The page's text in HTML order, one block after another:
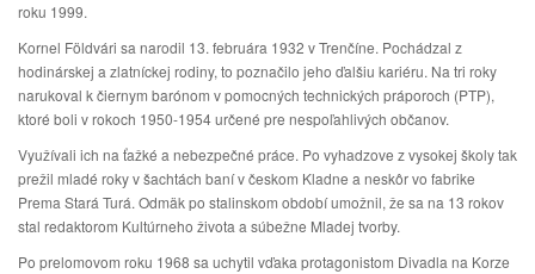
roku 1999.
Kornel Földvári sa narodil 13. februára 1932 v Trenčíne. Pochádzal z
hodinárskej a zlatníckej rodiny, to poznačilo jeho ďalšiu kariéru. Na tri roky
narukoval k čiernym barónom v pomocných technických práporoch (PTP),
ktoré boli v rokoch 1950-1954 určené pre nespoľahlivých občanov.
Využívali ich na ťažké a nebezpečné práce. Po vyhadzove z vysokej školy tak
prežil mladé roky v šachtách baní v českom Kladne a neskôr vo fabrike
Prema Stará Turá. Odmäk po stalinskom období umožnil, že sa na 13 rokov
stal redaktorom Kultúrneho života a súbežne Mladej tvorby.
Po prelomovom roku 1968 sa uchytil vďaka protagonistom Divadla na Korze